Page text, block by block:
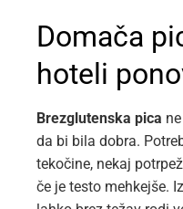
Domača
hoteli
Brezglutenska pica
da bi bila dobra.
tekočine, nekaj
če je testo mehkejše.